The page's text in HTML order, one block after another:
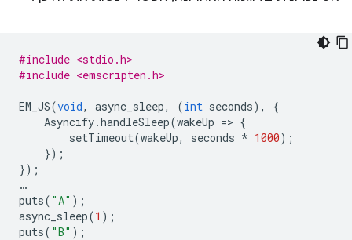
#include <stdio.h>
#include <emscripten.h>
EM_JS(void, async_sleep, (int seconds),
{
Asyncify.handleSleep(wakeUp => {
setTimeout(wakeUp, seconds * 1000);
});
});
…
puts( "A" );
async_sleep(1 );
puts( "B" );